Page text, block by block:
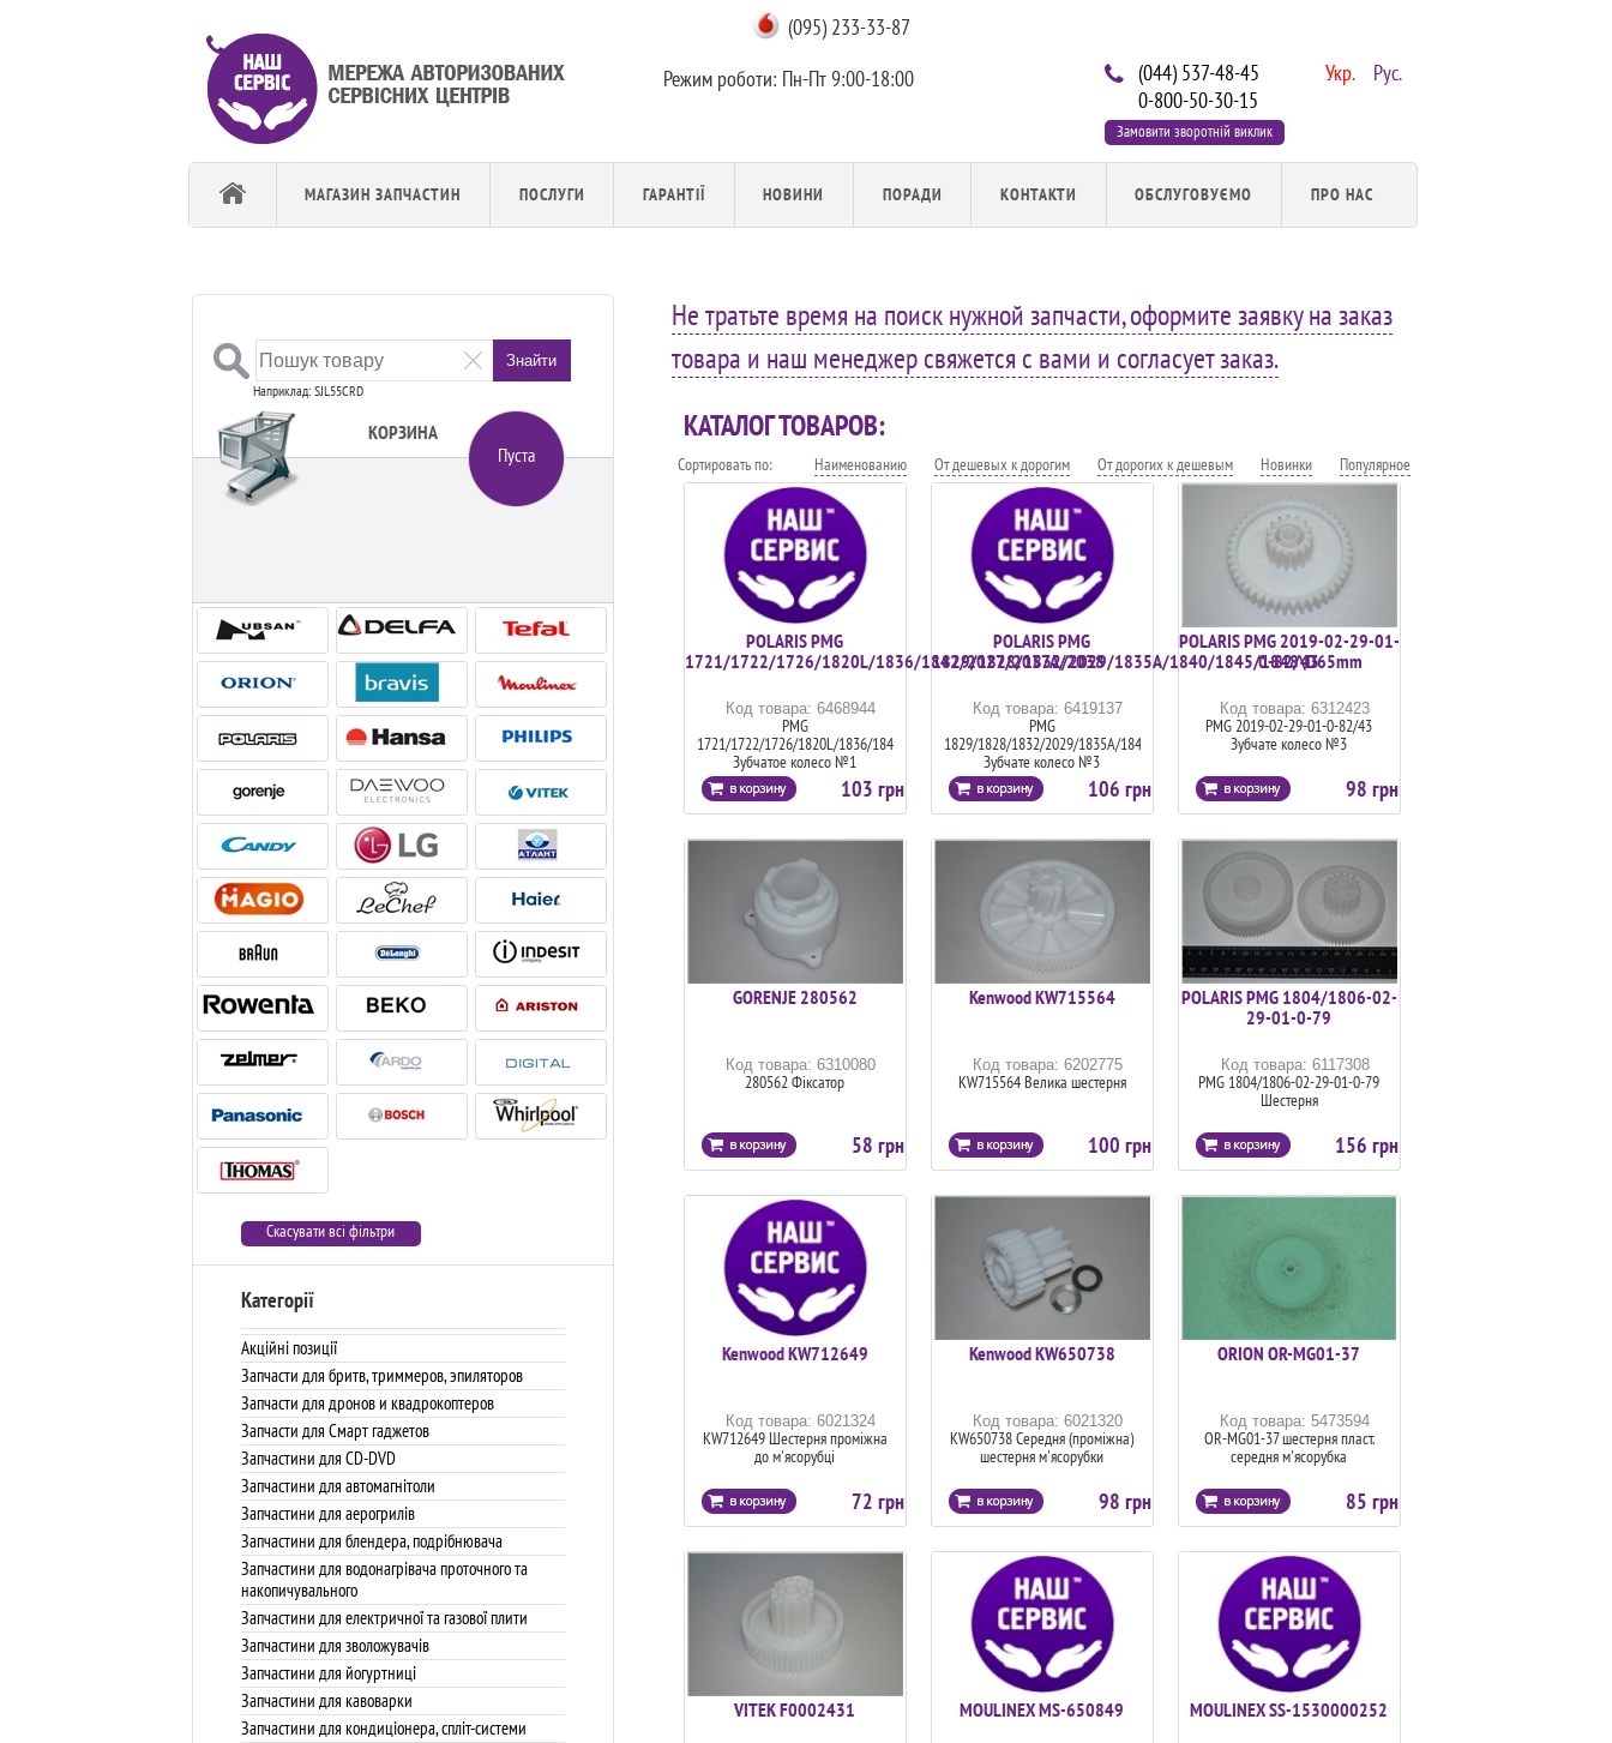
Укр. Рус.
(044) 537-48-45
0-800-50-30-15
Замовити зворотній виклик
(095) 233-33-87
Режим роботи: Пн-Пт 9:00-18:00
МАГАЗИН ЗАПЧАСТИН ПОСЛУГИ ГАРАНТІЇ НОВИНИ ПОРАДИ КОНТАКТИ ОБСЛУГОВУЄМО ПРО НАС
Не тратьте время на поиск нужной запчасти, оформите заявку на заказ
товара и наш менеджер свяжется с вами и согласует заказ.
КАТАЛОГ ТОВАРОВ:
Сортировать по: Наименованию От дешевых к дорогим От дорогих к дешевым Новинки Популярное
POLARIS PMG
1721/1722/1726/1820L/1836/1842/2027/2037A/2038
Код товара: 6468944
PMG
1721/1722/1726/1820L/1836/1842/2027/2037A/2038
Зубчатое колесо №1
103 грн
POLARIS PMG
1829/1828/1832/2029/1835A/1840/1845/1848\D65mm
Код товара: 6419137
PMG
1829/1828/1832/2029/1835A/1840/1845/1848\D65mm
Зубчате колесо №3
106 грн
POLARIS PMG 2019-02-29-01-
0-82/43
Код товара: 6312423
PMG 2019-02-29-01-0-82/43
Зубчате колесо №3
98 грн
GORENJE 280562
Код товара: 6310080
280562 Фіксатор
58 грн
Kenwood KW715564
Код товара: 6202775
KW715564 Велика шестерня
100 грн
POLARIS PMG 1804/1806-02-
29-01-0-79
Код товара: 6117308
PMG 1804/1806-02-29-01-0-79
Шестерня
156 грн
Kenwood KW712649
Код товара: 6021324
KW712649 Шестерня проміжна
до м'ясорубці
72 грн
Kenwood KW650738
Код товара: 6021320
KW650738 Середня (проміжна)
шестерня м'ясорубки
98 грн
ORION OR-MG01-37
Код товара: 5473594
OR-MG01-37 шестерня пласт.
середня м'ясорубка
85 грн
VITEK F0002431 MOULINEX MS-650849 MOULINEX SS-1530000252
Наприклад: SJL55CRD
Знайти
КОРЗИНА
Пуста
Скасувати всі фільтри
Категорії
Акційні позиції
Запчасти для бритв, триммеров, эпиляторов
Запчасти для дронов и квадрокоптеров
Запчасти для Смарт гаджетов
Запчастини для CD-DVD
Запчастини для автомагнітоли
Запчастини для аерогрилів
Запчастини для блендера, подрібнювача
Запчастини для водонагрівача проточного та
накопичувального
Запчастини для електричної та газової плити
Запчастини для зволожувачів
Запчастини для йогуртниці
Запчастини для кавоварки
Запчастини для кондиціонера, спліт-системи